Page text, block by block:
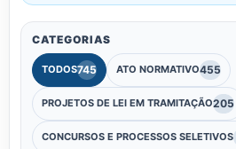
CATEGORIAS
TODOS745 ATO NORMATIVO455
PROJETOS DE LEI EM TRAMITAÇÃO205
CONCURSOS E PROCESSOS SELETIVOS